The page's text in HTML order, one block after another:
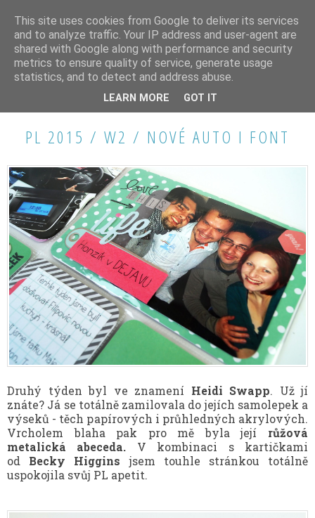
NEDĚLE 1. BŘEZNA 2015
PL 2015 / W2 / NOVÉ AUTO I FONT
Druhý týden byl ve znamení Heidi Swapp. Už jí
znáte? Já se totálně zamilovala do jejích samolepek a
výseků - těch papírových i průhledných akrylových.
Vrcholem blaha pak pro mě byla její růžová
metalická abeceda. V kombinaci s kartičkami
od Becky Higgins jsem touhle stránkou totálně
uspokojila svůj PL apetit.
This site uses cookies from Google to deliver its services
and to analyze traffic. Your IP address and user-agent are
shared with Google along with performance and security
metrics to ensure quality of service, generate usage
statistics, and to detect and address abuse.
LEARN MORE GOT IT